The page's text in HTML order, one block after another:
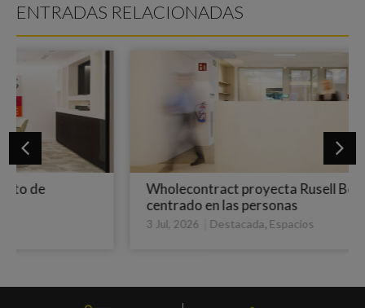
ENTRADAS RELACIONADAS
Wholecontract proyecta Rusell Bedford,
centrado en las personas
Destacada,Espacios